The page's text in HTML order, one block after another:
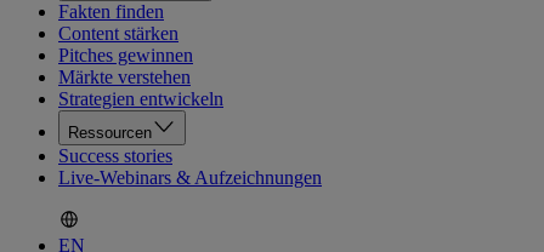
Fakten finden
Content stärken
Pitches gewinnen
Märkte verstehen
Strategien entwickeln
Ressourcen
Success stories
Live-Webinars & Aufzeichnungen
EN